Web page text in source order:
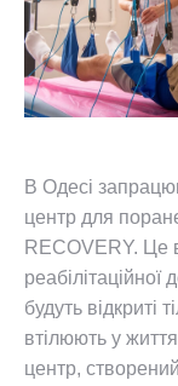
В Одесі
центр для
RECOVERY. Це
будуть відкриті
втілюють у
центр,